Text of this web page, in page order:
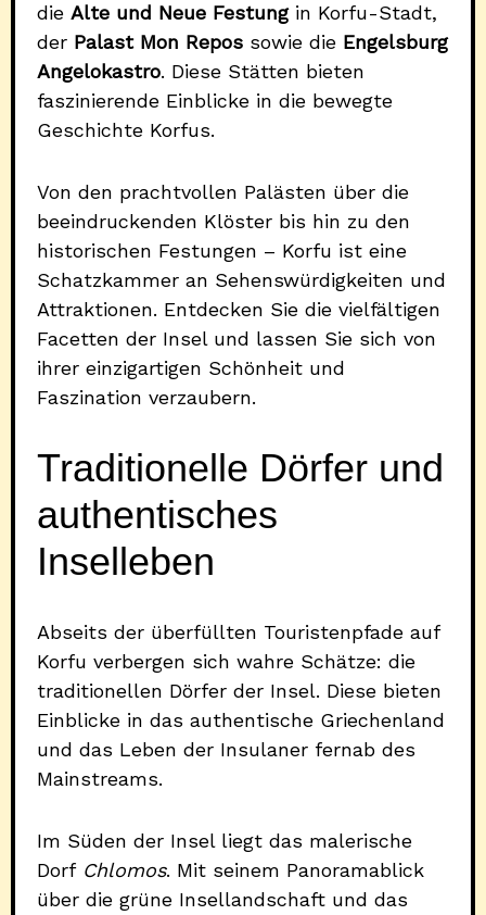
die Alte und Neue Festungin Korfu-Stadt,
der Palast Mon Repos sowie die Engelsburg
Angelokastro. Diese Stätten bieten
faszinierende Einblicke in die bewegte
Geschichte Korfus.
Von den prachtvollen Palästen über die
beeindruckenden Klöster bis hin zu den
historischen Festungen – Korfu ist eine
Schatzkammer an Sehenswürdigkeiten und
Attraktionen. Entdecken Sie die vielfältigen
Facetten der Insel und lassen Sie sich von
ihrer einzigartigen Schönheit und
Faszination verzaubern.
Traditionelle Dörfer und
authentisches
Inselleben
Abseits der überfüllten Touristenpfade auf
Korfu verbergen sich wahre Schätze: die
traditionellen Dörfer der Insel. Diese bieten
Einblicke in das authentische Griechenland
und das Leben der Insulaner fernab des
Mainstreams.
Im Süden der Insel liegt das malerische
Dorf Chlomos. Mit seinem Panoramablick
über die grüne Insellandschaft und das